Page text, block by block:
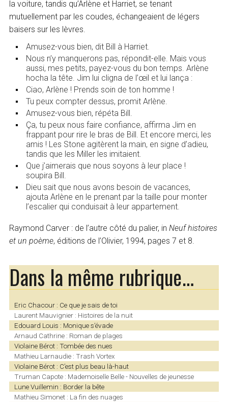
la voiture, tandis qu’Arlène et Harriet, se tenant
mutuellement par les coudes, échangeaient de légers
baisers sur les lèvres.
Amusez-vous bien, dit Bill à Harriet.
Nous n’y manquerons pas, répondit-elle. Mais vous
aussi, mes petits, payez-vous du bon temps. Arlène
hocha la tête. Jim lui cligna de l’œil et lui lança :
Ciao, Arlène ! Prends soin de ton homme !
Tu peux compter dessus, promit Arlène.
Amusez-vous bien, répéta Bill.
Ça, tu peux nous faire confiance, affirma Jim en
frappant pour rire le bras de Bill. Et encore merci, les
amis ! Les Stone agitèrent la main, en signe d’adieu,
tandis que les Miller les imitaient.
Que j’aimerais que nous soyons à leur place !
soupira Bill.
Dieu sait que nous avons besoin de vacances,
ajouta Arlène en le prenant par la taille pour monter
l’escalier qui conduisait à leur appartement.
Raymond Carver : de l’autre côté du palier, inNeuf histoires
et un poème, éditions de l’Olivier, 1994, pages 7 et 8.
Dans la même rubrique…
Eric Chacour : Ce que je sais de toi
Laurent Mauvignier : Histoires de la nuit
Edouard Louis : Monique s’évade
Arnaud Cathrine : Roman de plages
Violaine Bérot : Tombée des nues
Mathieu Larnaudie : Trash Vortex
Violaine Bérot : C’est plus beau là-haut
Truman Capote : Mademoiselle Belle - Nouvelles de jeunesse
Lune Vuillemin : Border la bête
Mathieu Simonet : La fin des nuages